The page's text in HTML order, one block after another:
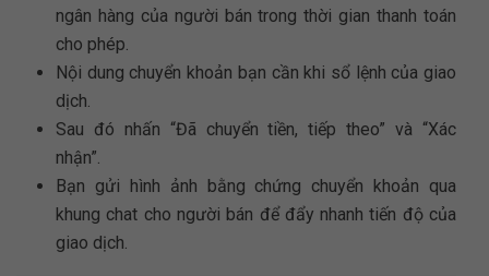
ngân hàng của người bán trong thời gian thanh toán
cho phép.
Nội dung chuyển khoản bạn cần khi sổ lệnh của giao
dịch.
Sau đó nhấn “Đã chuyển tiền, tiếp theo” và “Xác
nhận”.
Bạn gửi hình ảnh bằng chứng chuyển khoản qua
khung chat cho người bán để đẩy nhanh tiến độ của
giao dịch.